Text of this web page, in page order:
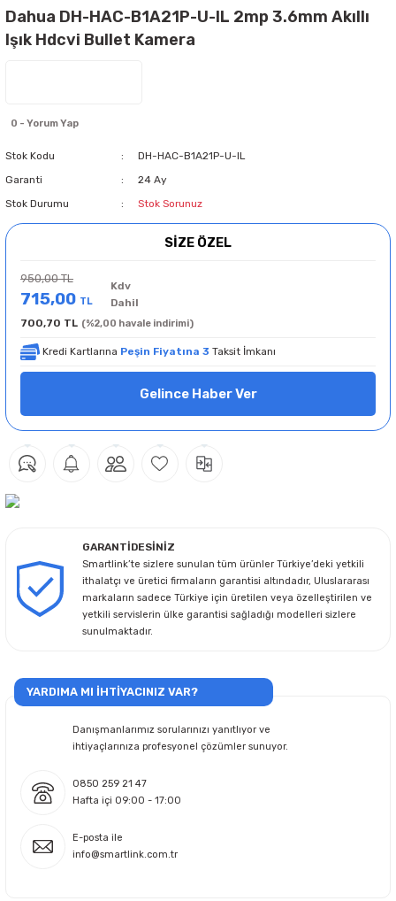
Dahua DH-HAC-B1A21P-U-IL 2mp 3.6mm Akıllı
Işık Hdcvi Bullet Kamera
0 - Yorum Yap
Stok Kodu
DH-HAC-B1A21P-U-IL
Garanti
24 Ay
Stok Durumu
Stok Sorunuz
SİZE ÖZEL
950,00 TL
715,00 TL
Kdv
Dahil
700,70 TL (%2,00 havale indirimi)
Kredi Kartlarına Peşin Fiyatına 3 Taksit İmkanı
Gelince Haber Ver
GARANTİDESİNİZ
Smartlink’te sizlere sunulan tüm ürünler Türkiye’deki yetkili
ithalatçı ve üretici firmaların garantisi altındadır, Uluslararası
markaların sadece Türkiye için üretilen veya özelleştirilen ve
yetkili servislerin ülke garantisi sağladığı modelleri sizlere
sunulmaktadır.
YARDIMA MI İHTİYACINIZ VAR?
Danışmanlarımız sorularınızı yanıtlıyor ve
ihtiyaçlarınıza profesyonel çözümler sunuyor.
0850 259 21 47
Hafta içi 09:00 - 17:00
E-posta ile
info@smartlink.com.tr